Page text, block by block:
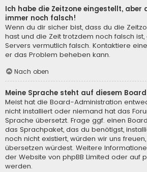
Ich habe die Zeitzone eingestellt, aber
immer noch falsch!
Wenn du dir sicher bist, dass du die
hast und die Zeit trotzdem noch falsch
Servers vermutlich falsch. Kontaktiere
er das Problem beheben kann.
Nach oben
Meine Sprache steht auf diesem
Meist hat die Board-Administration
nicht installiert oder niemand hat das
Sprache übersetzt. Frage ggf. einen
das Sprachpaket, das du benötigst,
noch nicht existiert, würden wir uns
übersetzen würdest. Weitere
der Website von phpBB Limited oder auf
werden.